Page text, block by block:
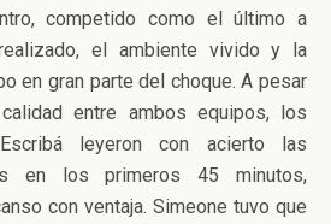
competido como el último a
el ambiente vivido y la
en gran parte del choque. A pesar
entre ambos equipos, los
leyeron con acierto las
en los primeros 45 minutos,
con ventaja. Simeone tuvo que